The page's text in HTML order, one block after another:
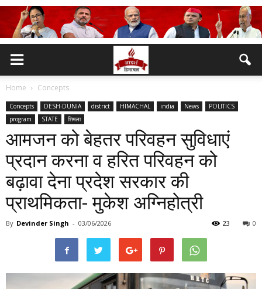
Home Concepts
Concepts DESH-DUNIA district HIMACHAL india News
POLITICS
program
STATE शिमला
आमजन को बेहतर परिवहन सुविधाएं
प्रदान करना व हरित परिवहन को
बढ़ावा देना प्रदेश सरकार की
प्राथमिकता- मुकेश अग्निहोत्री
By Devinder Singh - 03/06/2026 0
23